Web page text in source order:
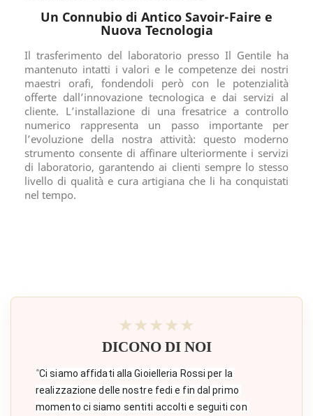
Un Connubio di Antico Savoir-Faire e
Nuova Tecnologia
Il trasferimento del laboratorio presso Il Gentile ha
mantenuto intatti i valori e le competenze dei nostri
maestri orafi, fondendoli però con le potenzialità
offerte dall’innovazione tecnologica e dai servizi al
cliente. L’installazione di una fresatrice a controllo
numerico rappresenta un passo importante per
l’evoluzione della nostra attività: questo moderno
strumento consente di affinare ulteriormente i servizi
di laboratorio, garantendo ai clienti sempre lo stesso
livello di qualità e cura artigiana che li ha conquistati
nel tempo.
★★★★★
DICONO DI NOI
"Ci siamo affidati alla Gioielleria Rossi per la
realizzazione delle nostre fedi e fin dal primo
momento ci siamo sentiti accolti e seguiti con